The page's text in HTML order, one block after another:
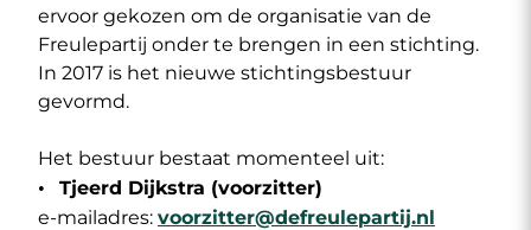
ervoor gekozen om de organisatie van de
Freulepartij onder te brengen in een stichting.
In 2017 is het nieuwe stichtingsbestuur
gevormd.
Het bestuur bestaat momenteel uit:
Tjeerd Dijkstra (voorzitter)
e-mailadres: voorzitter@defreulepartij.nl